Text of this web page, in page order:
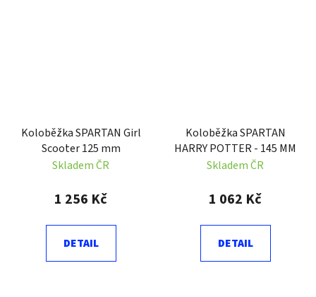
Koloběžka SPARTAN Girl
Scooter 125 mm
Skladem ČR
1 256 Kč
DETAIL
Koloběžka SPARTAN
HARRY POTTER - 145 MM
Skladem ČR
1 062 Kč
DETAIL